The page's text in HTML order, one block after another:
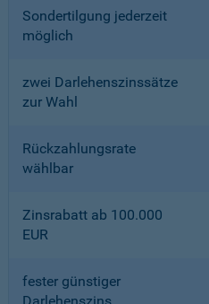
Sondertilgung jederzeit
möglich
zwei Darlehenszinssätze
zur Wahl
Rückzahlungsrate
wählbar
Zinsrabatt ab 100.000
EUR
fester günstiger